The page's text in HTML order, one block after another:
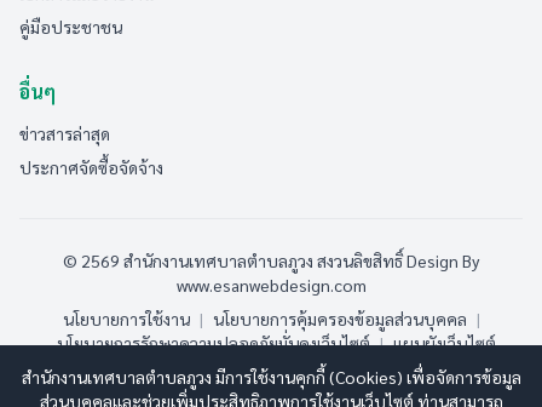
คู่มือประชาชน
อื่นๆ
ข่าวสารล่าสุด
ประกาศจัดซื้อจัดจ้าง
© 2569 สำนักงานเทศบาลตำบลภูวง สงวนลิขสิทธิ์Design By
www.esanwebdesign.com
นโยบายการใช้งาน | นโยบายการคุ้มครองข้อมูลส่วนบุคคล |
นโยบายการรักษาความปลอดภัยมั่นคงเว็บไซต์ | แผนผังเว็บไซต์
ออนไลน์:8 ทั้งหมด:186 (ดูสถิติทั้งหมด)
สำนักงานเทศบาลตำบลภูวง มีการใช้งานคุกกี้ (Cookies) เพื่อจัดการข้อมูล
ส่วนบุคคลและช่วยเพิ่มประสิทธิภาพการใช้งานเว็บไซต์ ท่านสามารถ